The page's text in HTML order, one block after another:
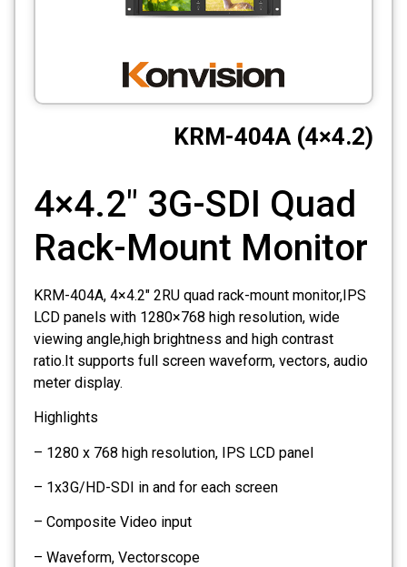
AV over IP
CCTV
Photo Printers
(KRM-404A (4×4.2
4×4.2" 3G-SDI Quad
Rack-Mount Monitor
KRM-404A, 4×4.2" 2RU quad rack-mount monitor,IPS
LCD panels with 1280×768 high resolution, wide
viewing angle,high brightness and high contrast
ratio.It supports full screen waveform, vectors, audio
meter display.
Highlights
– 1280 x 768 high resolution, IPS LCD panel
– 1x3G/HD-SDI in and for each screen
– Composite Video input
– Waveform, Vectorscope